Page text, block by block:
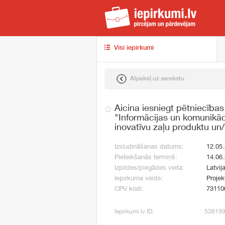
Visi iepirkumi
Atpakaļ uz sarakstu
Aicina iesniegt
"Informācijas un
inovatīvu zaļu produktu
Izsludināšanas datums:
Pieteikšanās termiņš:
Izpildes/piegādes vieta:
Latvija
Iepirkuma veids:
CPV kodi:
Iepirkumi.lv ID: